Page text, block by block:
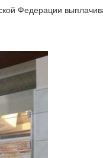
Федерации